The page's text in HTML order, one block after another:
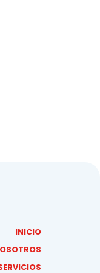
INICIO